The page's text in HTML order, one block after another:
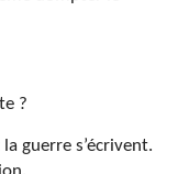
?
guerre s’écrivent.